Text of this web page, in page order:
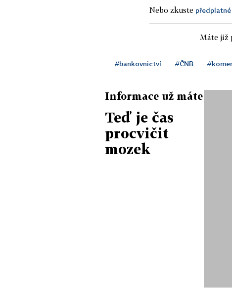
Nebo zkuste
Máte již
#bankovnictví #ČNB
Informace už máte
Teď je čas
procvičit
mozek